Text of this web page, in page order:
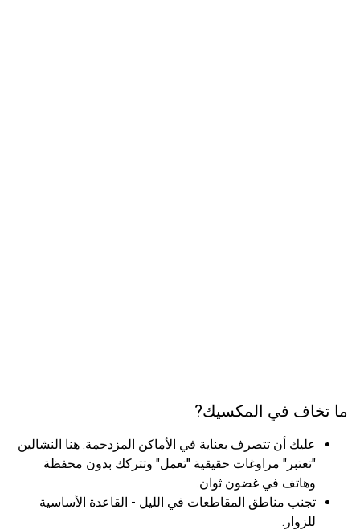
ما تخاف في المكسيك?
عليك أن تتصرف بعناية في الأماكن المزدحمة. هنا النشالين
"تعتبر" مراوغات حقيقية "تعمل" وتتركك بدون محفظة
وهاتف في غضون ثوان.
تجنب مناطق المقاطعات في الليل - القاعدة الأساسية
للزوار.